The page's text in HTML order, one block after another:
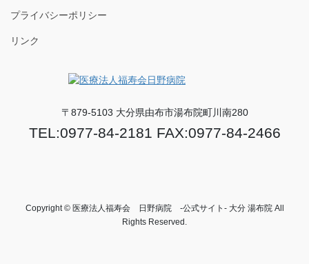
プライバシーポリシー
リンク
〒879-5103 大分県由布市湯布院町川南280
TEL:0977-84-2181 FAX:0977-84-2466
Copyright © 医療法人福寿会 日野病院 -公式サイト- 大分 湯布院 All
Rights Reserved.